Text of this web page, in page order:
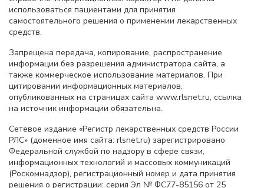
использоваться пациентами для принятия
самостоятельного решения о применении лекарственных
средств.
Запрещена передача, копирование, распространение
информации без разрешения администратора сайта, а
также коммерческое использование материалов. При
цитировании информационных материалов,
опубликованных на страницах сайта www.rlsnet.ru, ссылка
на источник информации обязательна.
Сетевое издание «Регистр лекарственных средств России
РЛС» (доменное имя сайта: rlsnet.ru) зарегистрировано
Федеральной службой по надзору в сфере связи,
информационных технологий и массовых коммуникаций
(Роскомнадзор), регистрационный номер и дата принятия
решения о регистрации: серия Эл № ФС77-85156 от 25